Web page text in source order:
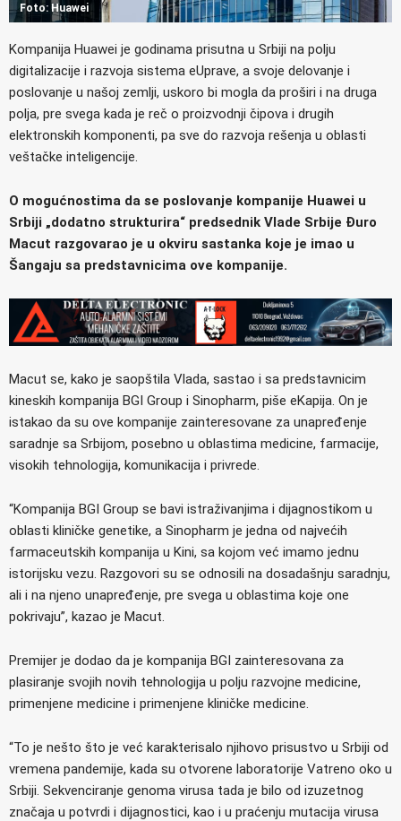
Foto: Huawei
Kompanija Huawei je godinama prisutna u Srbiji na polju
digitalizacije i razvoja sistema eUprave, a svoje delovanje i
poslovanje u našoj zemlji, uskoro bi mogla da proširi i na druga
polja, pre svega kada je reč o proizvodnji čipova i drugih
elektronskih komponenti, pa sve do razvoja rešenja u oblasti
veštačke inteligencije.
O mogućnostima da se poslovanje kompanije Huawei u
Srbiji „dodatno strukturira“ predsednik Vlade Srbije Đuro
Macut razgovarao je u okviru sastanka koje je imao u
Šangaju sa predstavnicima ove kompanije.
Macut se, kako je saopštila Vlada, sastao i sa predstavnicim
kineskih kompanija BGI Group i Sinopharm, piše eKapija. On je
istakao da su ove kompanije zainteresovane za unapređenje
saradnje sa Srbijom, posebno u oblastima medicine, farmacije,
visokih tehnologija, komunikacija i privrede.
“Kompanija BGI Group se bavi istraživanjima i dijagnostikom u
oblasti kliničke genetike, a Sinopharm je jedna od najvećih
farmaceutskih kompanija u Kini, sa kojom već imamo jednu
istorijsku vezu. Razgovori su se odnosili na dosadašnju saradnju,
ali i na njeno unapređenje, pre svega u oblastima koje one
pokrivaju”, kazao je Macut.
Premijer je dodao da je kompanija BGI zainteresovana za
plasiranje svojih novih tehnologija u polju razvojne medicine,
primenjene medicine i primenjene kliničke medicine.
“To je nešto što je već karakterisalo njihovo prisustvo u Srbiji od
vremena pandemije, kada su otvorene laboratorije Vatreno oko u
Srbiji. Sekvenciranje genoma virusa tada je bilo od izuzetnog
značaja u potvrdi i dijagnostici, kao i u praćenju mutacija virusa